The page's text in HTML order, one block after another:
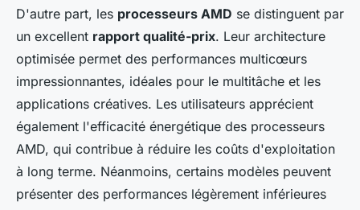
D'autre part, les processeurs AMD se distinguent par
un excellent rapport qualité-prix. Leur architecture
optimisée permet des performances multicœurs
impressionnantes, idéales pour le multitâche et les
applications créatives. Les utilisateurs apprécient
également l'efficacité énergétique des processeurs
AMD, qui contribue à réduire les coûts d'exploitation
à long terme. Néanmoins, certains modèles peuvent
présenter des performances légèrement inférieures